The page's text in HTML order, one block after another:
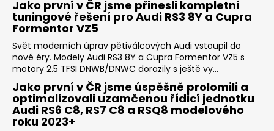
Jako první v ČR jsme přinesli kompletní
tuningové řešení pro Audi RS3 8Y a Cupra
Formentor VZ5
Svět moderních úprav pětiválcových Audi vstoupil do
nové éry. Modely Audi RS3 8Y a Cupra Formentor VZ5 s
motory 2.5 TFSI DNWB/DNWC dorazily s ještě vy...
Jako první v ČR jsme úspěšně prolomili a
optimalizovali uzamčenou řídicí jednotku
Audi RS6 C8, RS7 C8 a RSQ8 modelového
roku 2023+